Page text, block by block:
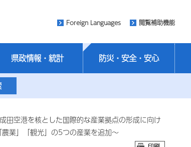
Foreign Languages 閲覧補助機能
県政情報・統計 防災・安全・安心
田空港を核とした国際的な産業拠点の形成に向け
業」「観光」の5つの産業を追加～